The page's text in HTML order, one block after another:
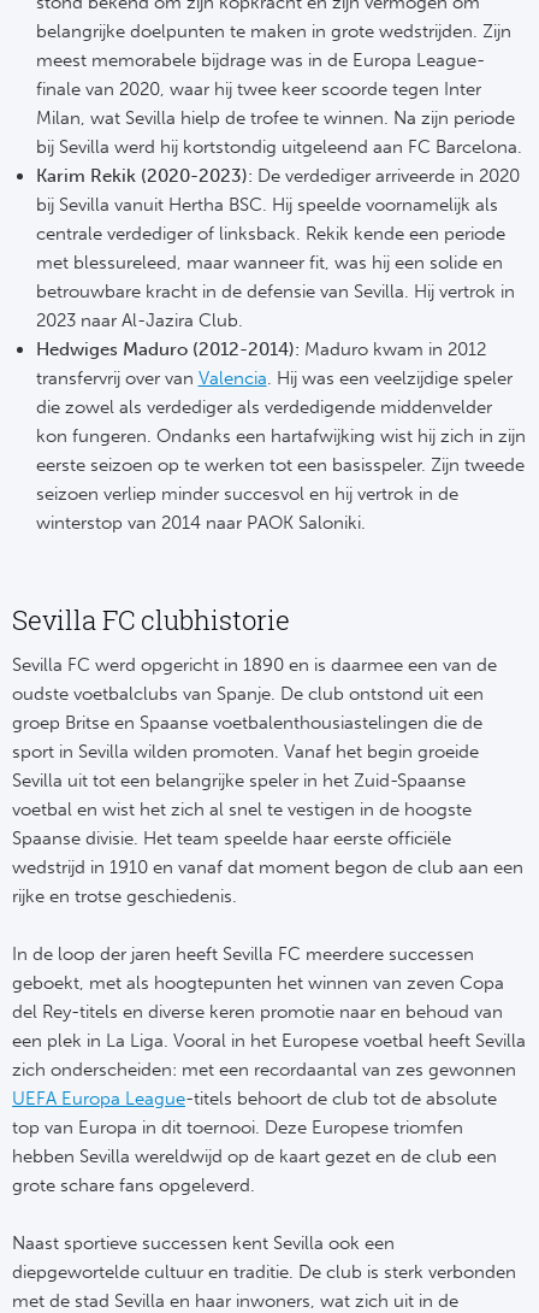
belangrijke doelpunten te maken in grote wedstrijden. Zijn
meest memorabele bijdrage was in de Europa League-
finale van 2020, waar hij twee keer scoorde tegen Inter
Milan, wat Sevilla hielp de trofee te winnen. Na zijn periode
bij Sevilla werd hij kortstondig uitgeleend aan FC Barcelona.
Karim Rekik (2020-2023): De verdediger arriveerde in 2020
bij Sevilla vanuit Hertha BSC. Hij speelde voornamelijk als
centrale verdediger of linksback. Rekik kende een periode
met blessureleed, maar wanneer fit, was hij een solide en
betrouwbare kracht in de defensie van Sevilla. Hij vertrok in
2023 naar Al-Jazira Club.
Hedwiges Maduro (2012-2014): Maduro kwam in 2012
transfervrij over van Valencia. Hij was een veelzijdige speler
die zowel als verdediger als verdedigende middenvelder
kon fungeren. Ondanks een hartafwijking wist hij zich in zijn
eerste seizoen op te werken tot een basisspeler. Zijn tweede
seizoen verliep minder succesvol en hij vertrok in de
winterstop van 2014 naar PAOK Saloniki.
Sevilla FC clubhistorie
Sevilla FC werd opgericht in 1890 en is daarmee een van de
oudste voetbalclubs van Spanje. De club ontstond uit een
groep Britse en Spaanse voetbalenthousiastelingen die de
sport in Sevilla wilden promoten. Vanaf het begin groeide
Sevilla uit tot een belangrijke speler in het Zuid-Spaanse
voetbal en wist het zich al snel te vestigen in de hoogste
Spaanse divisie. Het team speelde haar eerste officiële
wedstrijd in 1910 en vanaf dat moment begon de club aan een
rijke en trotse geschiedenis.
In de loop der jaren heeft Sevilla FC meerdere successen
geboekt, met als hoogtepunten het winnen van zeven Copa
del Rey-titels en diverse keren promotie naar en behoud van
een plek in La Liga. Vooral in het Europese voetbal heeft Sevilla
zich onderscheiden: met een recordaantal van zes gewonnen
UEFA Europa League-titels behoort de club tot de absolute
top van Europa in dit toernooi. Deze Europese triomfen
hebben Sevilla wereldwijd op de kaart gezet en de club een
grote schare fans opgeleverd.
Naast sportieve successen kent Sevilla ook een
diepgewortelde cultuur en traditie. De club is sterk verbonden
met de stad Sevilla en haar inwoners, wat zich uit in de